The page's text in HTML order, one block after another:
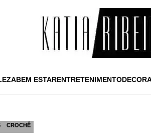
BEM ESTARENTRETENIMENTO
CROCHÊ